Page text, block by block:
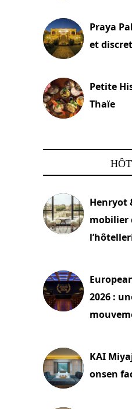
Praya
et
Petite
Thaïe
Henryot
mobilier
2026 :
KAI
onsen